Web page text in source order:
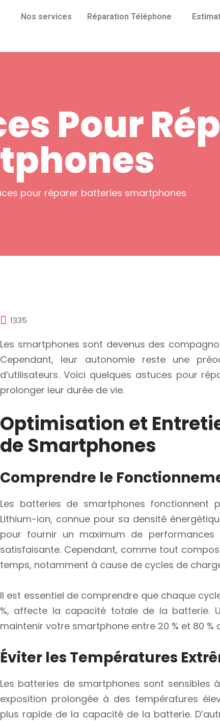
Nos services Réparation Téléphone
Pour
pour réparer batteries smartphones
1335
Les smartphones sont devenus des
Cependant, leur autonomie reste une
d’utilisateurs. Voici quelques astuces pour
prolonger leur durée de vie.
Optimisation et
de Smartphones
Comprendre le
Les batteries de smartphones fonctionnent
Lithium-ion, connue pour sa densité
pour fournir un maximum de
satisfaisante. Cependant, comme tout
temps, notamment à cause de cycles de
Il est essentiel de comprendre que chaque
%, affecte la capacité totale de la batterie.
maintenir votre smartphone entre 20 % et 80 %
Éviter les Températures
Les batteries de smartphones sont sensibles
exposition prolongée à des températures
plus rapide de la capacité de la batterie.